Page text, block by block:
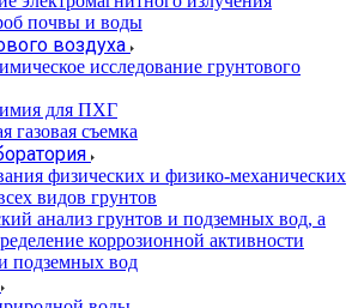
почвы и воды
воздуха
исследование грунтового
для ПХГ
газовая съемка
физических и физико-механических
видов грунтов
анализ грунтов и подземных вод, а
коррозионной активности
подземных вод